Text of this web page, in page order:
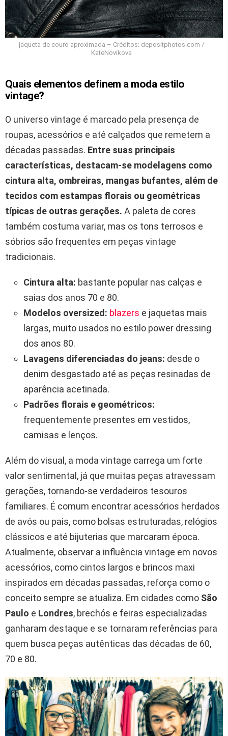
jaqueta de couro aproximada – Créditos: depositphotos.com /
KateNovikova
Quais elementos definem a moda estilo
vintage?
O universo vintage é marcado pela presença de
roupas, acessórios e até calçados que remetem a
décadas passadas. Entre suas principais
características, destacam-se modelagens como
cintura alta, ombreiras, mangas bufantes, além de
tecidos com estampas florais ou geométricas
típicas de outras gerações. A paleta de cores
também costuma variar, mas os tons terrosos e
sóbrios são frequentes em peças vintage
tradicionais.
Cintura alta: bastante popular nas calças e
saias dos anos 70 e 80.
Modelos oversized: blazers e jaquetas mais
largas, muito usados no estilo power dressing
dos anos 80.
Lavagens diferenciadas do jeans: desde o
denim desgastado até as peças resinadas de
aparência acetinada.
Padrões florais e geométricos:
frequentemente presentes em vestidos,
camisas e lenços.
Além do visual, a moda vintage carrega um forte
valor sentimental, já que muitas peças atravessam
gerações, tornando-se verdadeiros tesouros
familiares. É comum encontrar acessórios herdados
de avós ou pais, como bolsas estruturadas, relógios
clássicos e até bijuterias que marcaram época.
Atualmente, observar a influência vintage em novos
acessórios, como cintos largos e brincos maxi
inspirados em décadas passadas, reforça como o
conceito sempre se atualiza. Em cidades como São
Paulo e Londres, brechós e feiras especializadas
ganharam destaque e se tornaram referências para
quem busca peças autênticas das décadas de 60,
70 e 80.